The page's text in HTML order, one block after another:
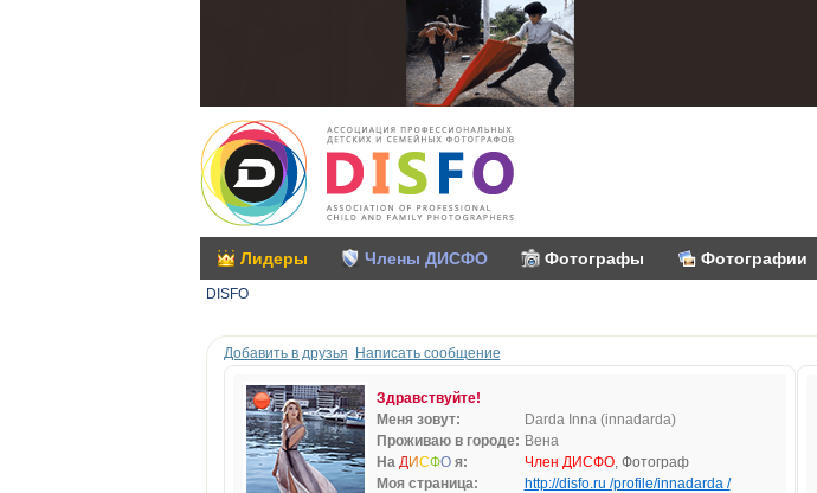
Лидеры Члены ДИСФО Фотографы Фотографии
DISFO
Добавить в друзья Написать сообщение
Здравствуйте!
Меня зовут:
Darda Inna (innadarda)
Проживаю в городе: Вена
На ДИСФОя: Член ДИСФО, Фотограф
Моя страница:
http://disfo.ru /profile/innadarda /